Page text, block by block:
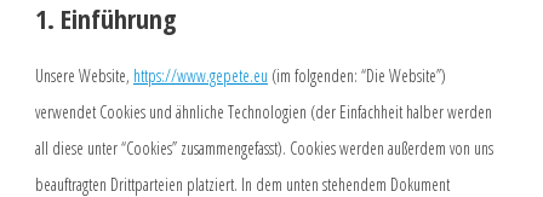
1. Einführung
Unsere Website, https://www.gepete.eu (im folgenden: “Die Website”)
verwendet Cookies und ähnliche Technologien (der Einfachheit halber werden
all diese unter “Cookies” zusammengefasst). Cookies werden außerdem von uns
beauftragten Drittparteien platziert. In dem unten stehendem Dokument